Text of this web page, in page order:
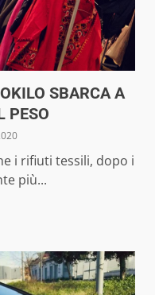
SBARCA A
PESO
i rifiuti tessili, dopo i
più...